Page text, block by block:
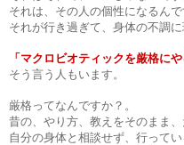
それは、その人の個性になるんで
それが行き過ぎて、身体の不調
「マクロビオティックを厳格に
そう言う人もいます。
厳格ってなんですか？。
昔の、やり方、教えをそのまま、
自分の身体と相談せず、行ってい